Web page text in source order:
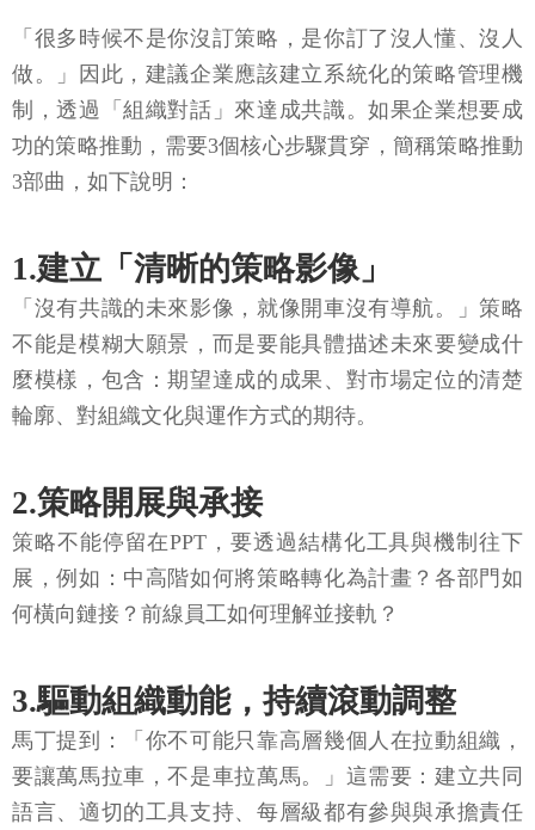
「很多時候不是你沒訂策略，是你訂了沒人懂、沒人
做。」因此，建議企業應該建立系統化的策略管理機
制，透過「組織對話」來達成共識。如果企業想要成
功的策略推動，需要3個核心步驟貫穿，簡稱策略推動
3部曲，如下說明：
1.建立「清晰的策略影像」
「沒有共識的未來影像，就像開車沒有導航。」策略
不能是模糊大願景，而是要能具體描述未來要變成什
麼模樣，包含：期望達成的成果、對市場定位的清楚
輪廓、對組織文化與運作方式的期待。
2.策略開展與承接
策略不能停留在PPT，要透過結構化工具與機制往下
展，例如：中高階如何將策略轉化為計畫？各部門如
何橫向鏈接？前線員工如何理解並接軌？
3.驅動組織動能，持續滾動調整
馬丁提到：「你不可能只靠高層幾個人在拉動組織，
要讓萬馬拉車，不是車拉萬馬。」這需要：建立共同
語言、適切的工具支持、每層級都有參與與承擔責任